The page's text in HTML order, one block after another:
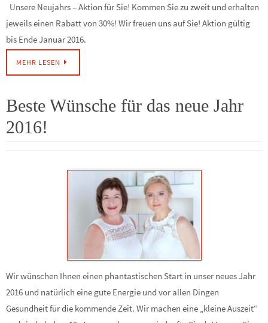
Unsere Neujahrs – Aktion für Sie! Kommen Sie zu zweit und erhalten
jeweils einen Rabatt von 30%! Wir freuen uns auf Sie! Aktion gültig
bis Ende Januar 2016.
MEHR LESEN
Beste Wünsche für das neue Jahr
2016!
Wir wünschen Ihnen einen phantastischen Start in unser neues Jahr
2016 und natürlich eine gute Energie und vor allen Dingen
Gesundheit für die kommende Zeit. Wir machen eine „kleine Auszeit“